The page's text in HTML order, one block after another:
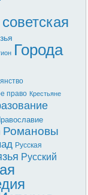
Города
право Крестьяне
Романовы
Русская
Русский